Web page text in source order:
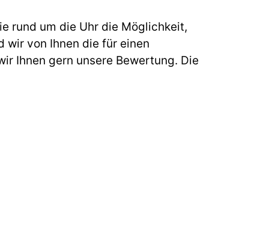
rund um die Uhr die Möglichkeit,
wir von Ihnen die für einen
Ihnen gern unsere Bewertung. Die